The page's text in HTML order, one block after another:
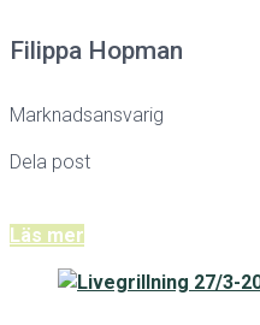
Filippa Hopman
Marknadsansvarig
Dela post
Läs mer